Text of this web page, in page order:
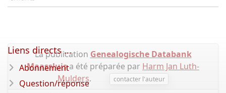
La publication Genealogische Databank
Maassluisa été préparée par Harm Jan Luth-
Mulders. contacter l'auteur
Liens directs ...
Abonnement
Question/réponse